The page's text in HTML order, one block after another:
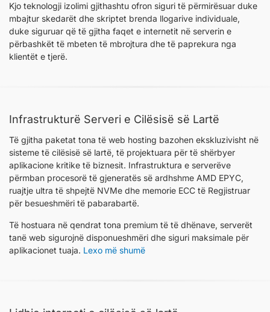
Kjo teknologji izolimi gjithashtu ofron siguri të përmirësuar duke
mbajtur skedarët dhe skriptet brenda llogarive individuale,
duke siguruar që të gjitha faqet e internetit në serverin e
përbashkët të mbeten të mbrojtura dhe të paprekura nga
klientët e tjerë.
Infrastrukturë Serveri e Cilësisë së Lartë
Të gjitha paketat tona të web hosting bazohen ekskluzivisht në
sisteme të cilësisë së lartë, të projektuara për të shërbyer
aplikacione kritike të biznesit. Infrastruktura e serverëve
përmban procesorë të gjeneratës së ardhshme AMD EPYC,
ruajtje ultra të shpejtë NVMe dhe memorie ECC të Regjistruar
për besueshmëri të pabarabartë.
Të hostuara në qendrat tona premium të të dhënave, serverët
tanë web sigurojnë disponueshmëri dhe siguri maksimale për
aplikacionet tuaja. Lexo më shumë